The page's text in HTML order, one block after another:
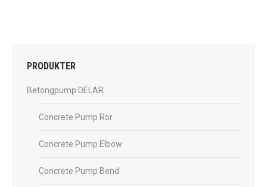
PRODUKTER
Betongpump DELAR
Concrete Pump Rör
Concrete Pump Elbow
Concrete Pump Bend